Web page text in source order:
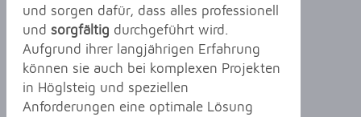
und sorgen dafür, dass alles professionell
und sorgfältig durchgeführt wird.
Aufgrund ihrer langjährigen Erfahrung
können sie auch bei komplexen Projekten
in Höglsteig und speziellen
Anforderungen eine optimale Lösung